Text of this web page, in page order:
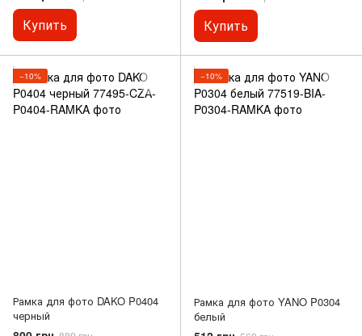
Купить Купить
−10%
Рамка для фото DAKO P0404
черный
−10%
Рамка для фото YANO P0304
белый